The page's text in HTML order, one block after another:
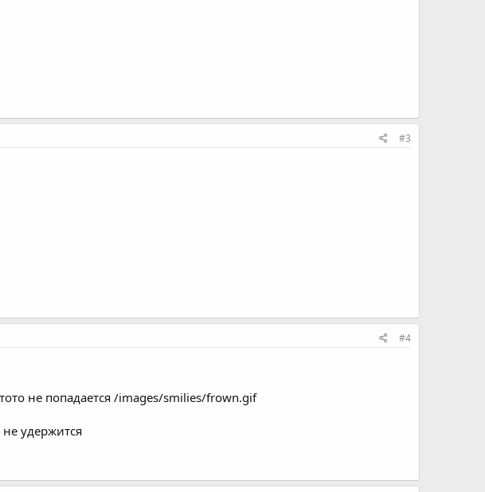
#3
#4
не попадается /images/smilies/frown.gif
удержится